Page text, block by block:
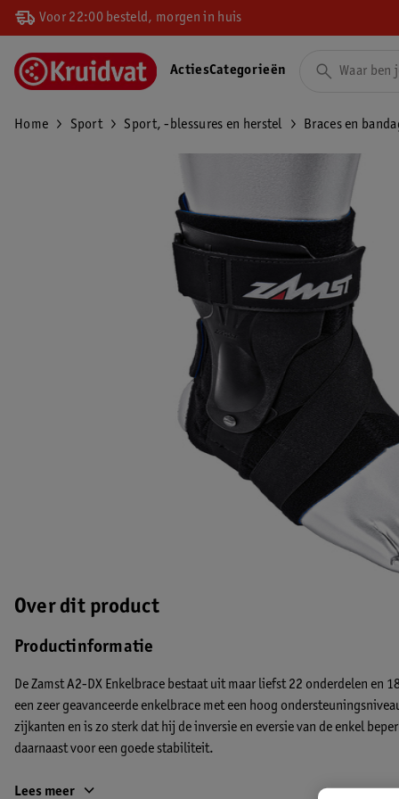
Voor 22:00 besteld, morgen in huis
ActiesCategorieën
Home Sport Sport, -blessures en herstel Braces en
Over dit product
Productinformatie
De Zamst A2-DX Enkelbrace bestaat uit maar liefst 22 onderdelen
een zeer geavanceerde enkelbrace met een hoog
zijkanten en is zo sterk dat hij de inversie en eversie van de enkel
daarnaast voor een goede stabiliteit.
Kenmerken
Lees meer